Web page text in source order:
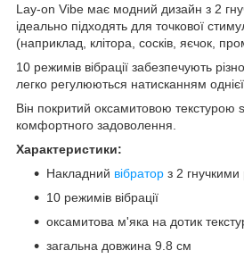
Lay-on Vibe має модний дизайн з 2
ідеально підходять для точкової
(наприклад, клітора, сосків, яєчок,
10 режимів вібрації забезпечують
легко регулюються натисканням однієї
Він покритий оксамитовою текстурою
комфортного задоволення.
Характеристики:
Накладний вібратор з 2 гнучкими
10 режимів вібрації
оксамитова м'яка на дотик
загальна довжина 9.8 см